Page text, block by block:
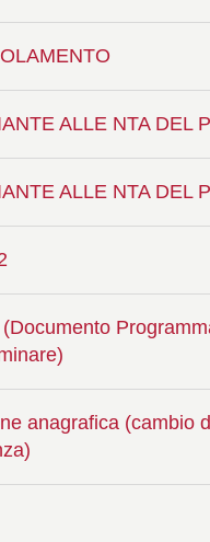
ALLE NTA DEL
ALLE NTA DEL
anagrafica (cambio